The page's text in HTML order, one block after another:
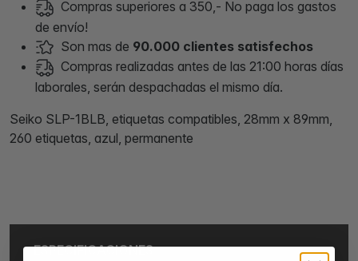
Compras superiores a 350,- No paga los gastos
de envío!
Son mas de 90.000 clientes satisfechos
Compras realizadas antes de las 21:00 horas días
laborales, serán despachadas el mismo día.
Seiko SLP-1BLB, etiquetas compatibles, 28mm x 89mm,
260 etiquetas, azul, permanente
ESPECIFICACIONES